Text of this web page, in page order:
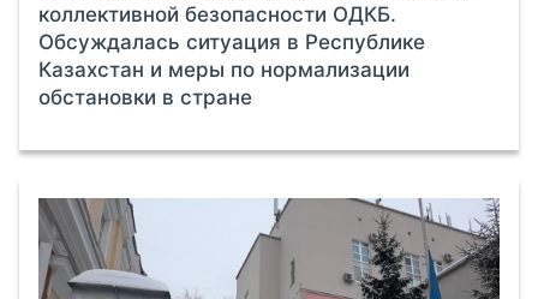
коллективной безопасности ОДКБ.
Обсуждалась ситуация в Республике
Казахстан и меры по нормализации
обстановки в стране